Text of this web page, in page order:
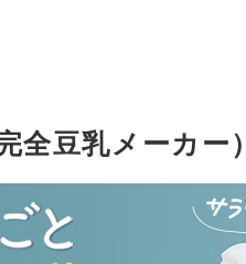
全豆乳メーカー）